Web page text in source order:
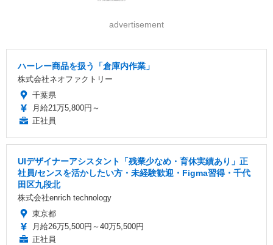
advertisement
ハーレー商品を扱う「倉庫内作業」
株式会社ネオファクトリー
千葉県
月給21万5,800円～
正社員
UIデザイナーアシスタント「残業少なめ・育休実績あり」正
社員/センスを活かしたい方・未経験歓迎・Figma習得・千代
田区九段北
株式会社enrich technology
東京都
月給26万5,500円～40万5,500円
正社員